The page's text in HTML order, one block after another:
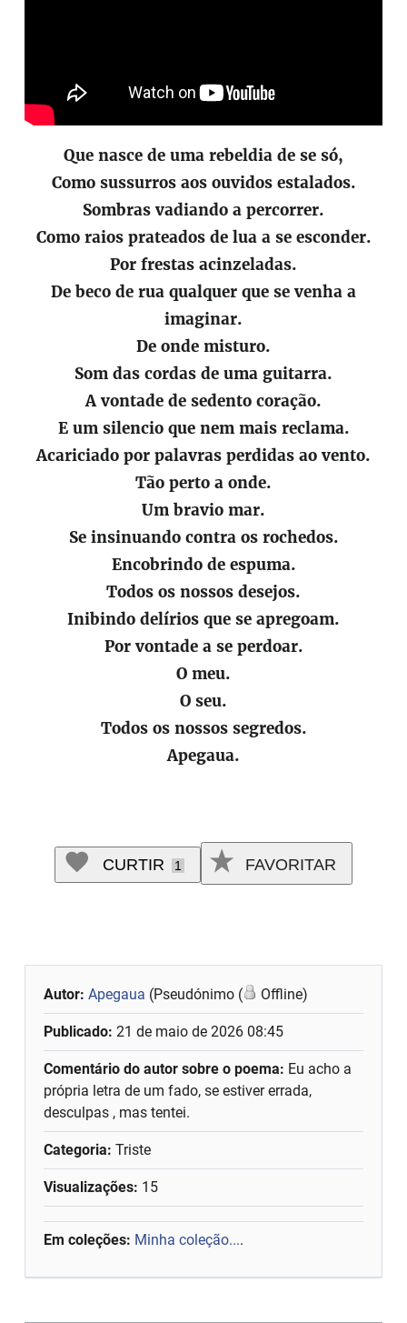
Que nasce de uma rebeldia de se só,
Como sussurros aos ouvidos estalados.
Sombras vadiando a percorrer.
Como raios prateados de lua a se esconder.
Por frestas acinzeladas.
De beco de rua qualquer que se venha a
imaginar.
De onde misturo.
Som das cordas de uma guitarra.
A vontade de sedento coração.
E um silencio que nem mais reclama.
Acariciado por palavras perdidas ao vento.
Tão perto a onde.
Um bravio mar.
Se insinuando contra os rochedos.
Encobrindo de espuma.
Todos os nossos desejos.
Inibindo delírios que se apregoam.
Por vontade a se perdoar.
O meu.
O seu.
Todos os nossos segredos.
Apegaua.
CURTIR 1 FAVORITAR
Autor:Apegaua (Pseudónimo ( Offline)
Publicado:21 de maio de 2026 08:45
Comentário do autor sobre o poema: Eu acho a
própria letra de um fado, se estiver errada,
desculpas , mas tentei.
Categoria: Triste
Visualizações: 15
Em coleções: Minha coleção....